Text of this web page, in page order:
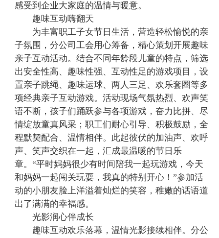
感受到企业大家庭的温情与暖意。
趣味互动嗨翻天
为丰富职工子女节日生活，营造轻松愉悦的亲
子氛围，分公司工会用心筹备，精心策划开展趣味
亲子互动活动。结合不同年龄段儿童的特点，筛选
出安全性高、趣味性强、互动性足的游戏项目，设
置亲子跳绳、趣味运球、两人三足、欢乐套圈等多
项经典亲子互动游戏。活动现场气氛热烈、欢声笑
语不断，孩子们踊跃参与各项游戏，奋力比拼、尽
情绽放童真风采；职工们耐心引导、积极鼓励，全
程默契配合、温情相伴。此起彼伏的加油声、欢呼
声、笑声交织在一起，汇成最温暖的节日乐
章。“平时妈妈很少有时间陪我一起玩游戏，今天
和妈妈一起闯关玩耍，我真的特别开心！”参加活
动的小朋友脸上洋溢着灿烂的笑容，稚嫩的话语道
出了满满的幸福感。
光影润心伴成长
趣味互动欢乐落幕，温情光影接续相伴。分公